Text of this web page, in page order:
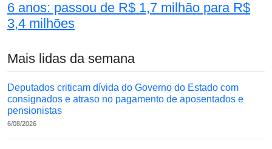
6 anos: passou de R$ 1,7 milhão para R$
3,4 milhões
Mais lidas da semana
Deputados criticam dívida do Governo do Estado com
consignados e atraso no pagamento de aposentados e
pensionistas
6/08/2026